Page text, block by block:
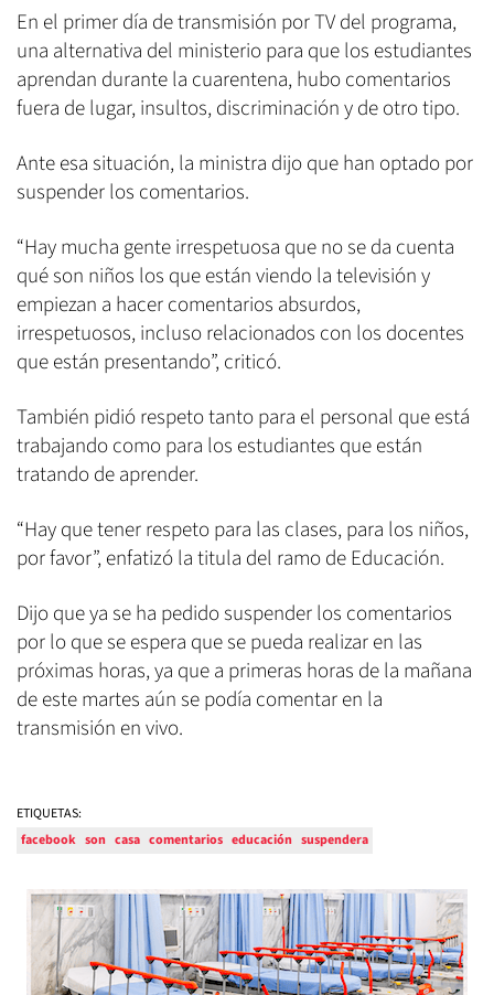
En el primer día de transmisión por TV del programa,
una alternativa del ministerio para que los estudiantes
aprendan durante la cuarentena, hubo comentarios
fuera de lugar, insultos, discriminación y de otro tipo.
Ante esa situación, la ministra dijo que han optado por
suspender los comentarios.
“Hay mucha gente irrespetuosa que no se da cuenta
qué son niños los que están viendo la televisión y
empiezan a hacer comentarios absurdos,
irrespetuosos, incluso relacionados con los docentes
que están presentando”, criticó.
También pidió respeto tanto para el personal que está
trabajando como para los estudiantes que están
tratando de aprender.
“Hay que tener respeto para las clases, para los niños,
por favor”, enfatizó la titula del ramo de Educación.
Dijo que ya se ha pedido suspender los comentarios
por lo que se espera que se pueda realizar en las
próximas horas, ya que a primeras horas de la mañana
de este martes aún se podía comentar en la
transmisión en vivo.
ETIQUETAS:
facebook son casa comentarios educación suspendera